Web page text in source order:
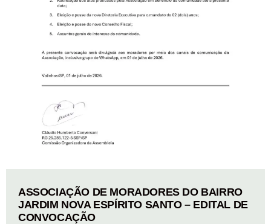
ASSOCIAÇÃO DE MORADORES DO BAIRRO
JARDIM NOVA ESPÍRITO SANTO – EDITAL DE
CONVOCAÇÃO